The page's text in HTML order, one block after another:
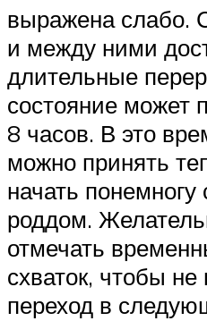
выражена слабо.
и между ними
длительные
состояние может
8 часов. В это
можно принять
начать понемногу
роддом.
отмечать
схваток, чтобы не
переход в